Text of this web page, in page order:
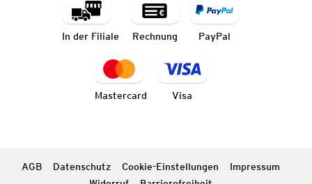
In der Filiale Rechnung PayPal
Mastercard Visa
AGB Datenschutz Cookie-Einstellungen
Impressum